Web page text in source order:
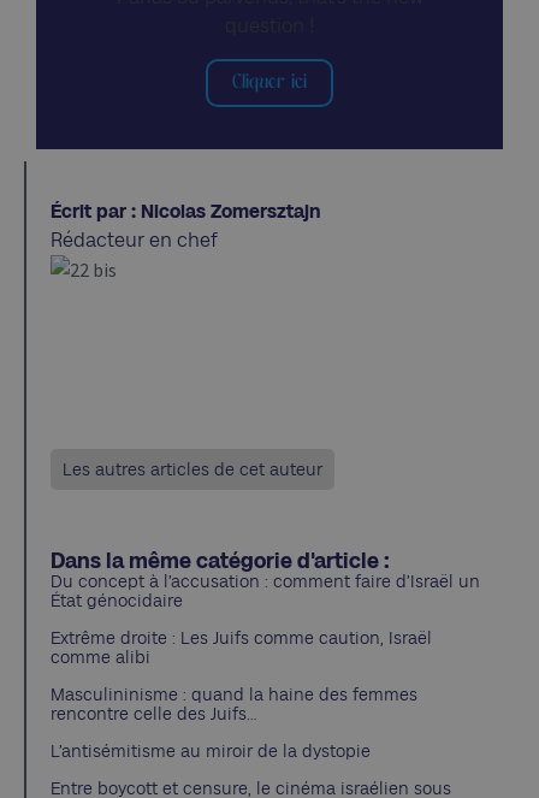
Cliquer ici
Écrit par : Nicolas Zomersztajn
Rédacteur en chef
Les autres articles de cet auteur
Dans la même catégorie d'article :
Du concept à l’accusation : comment faire d’Israël un
État génocidaire
Extrême droite : Les Juifs comme caution, Israël
comme alibi
Masculininisme : quand la haine des femmes
rencontre celle des Juifs…
L’antisémitisme au miroir de la dystopie
Entre boycott et censure, le cinéma israélien sous